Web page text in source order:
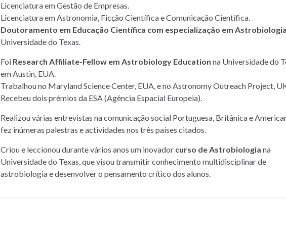
Licenciatura em Gestão de Empresas.
Licenciatura em Astronomia, Ficção Científica e Comunicação Científica.
Doutoramento em Educação Científica com especialização em
Universidade do Texas.
Foi Research Affiliate-Fellow em Astrobiology Education na Universidade do
em Austin, EUA.
Trabalhou no Maryland Science Center, EUA, e no Astronomy Outreach Project,
Recebeu dois prémios da ESA (Agência Espacial Europeia).
Realizou várias entrevistas na comunicação social Portuguesa, Britânica e
fez inúmeras palestras e actividades nos três países citados.
Criou e leccionou durante vários anos um inovador curso de Astrobiologia na
Universidade do Texas, que visou transmitir conhecimento multidisciplinar de
astrobiologia e desenvolver o pensamento crítico dos alunos.